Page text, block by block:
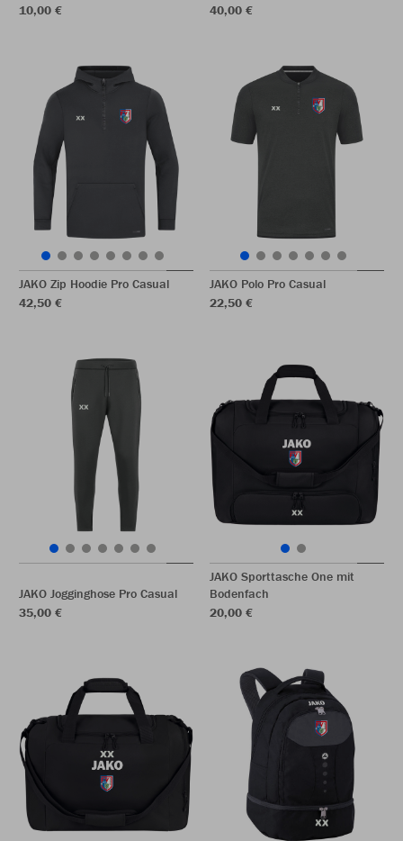
10,00 €
40,00 €
JAKO Zip Hoodie Pro Casual
42,50 €
JAKO Polo Pro Casual
22,50 €
JAKO Jogginghose Pro Casual
35,00 €
JAKO Sporttasche One mit
Bodenfach
20,00 €